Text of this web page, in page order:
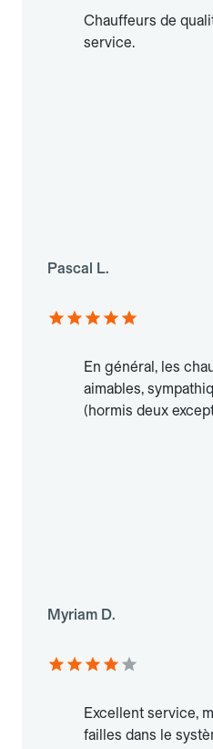
Chauffeurs de
service.
Pascal L.
En général, les
aimables,
(hormis deux
Myriam D.
Excellent service,
failles dans le